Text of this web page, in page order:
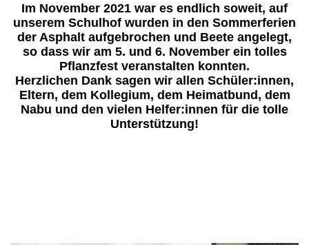
Im November 2021 war es endlich soweit, auf
unserem Schulhof wurden in den Sommerferien
der Asphalt aufgebrochen und Beete angelegt,
so dass wir am 5. und 6. November ein tolles
Pflanzfest veranstalten konnten.
Herzlichen Dank sagen wir allen Schüler:innen,
Eltern, dem Kollegium, dem Heimatbund, dem
Nabu und den vielen Helfer:innen für die tolle
Unterstützung!